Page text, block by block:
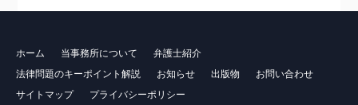
ホーム 当事務所について
弁護士紹介
法律問題のキーポイント解説
お知らせ 出版物
お問い合わせ
サイトマップ
プライバシーポリシー